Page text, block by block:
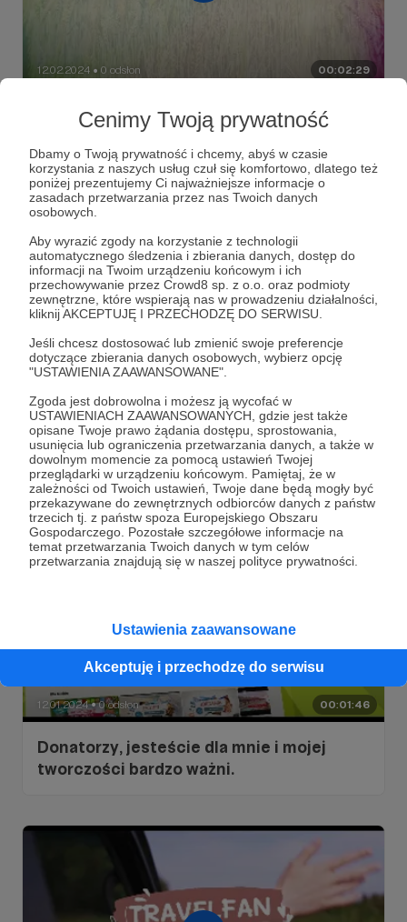
Cenimy Twoją prywatność
Dbamy o Twoją prywatność i chcemy, abyś w czasie
korzystania z naszych usług czuł się komfortowo, dlatego też
poniżej prezentujemy Ci najważniejsze informacje o
zasadach przetwarzania przez nas Twoich danych
osobowych.
Aby wyrazić zgody na korzystanie z technologii
automatycznego śledzenia i zbierania danych, dostęp do
informacji na Twoim urządzeniu końcowym i ich
przechowywanie przez Crowd8 sp. z o.o. oraz podmioty
zewnętrzne, które wspierają nas w prowadzeniu działalności,
kliknij AKCEPTUJĘ I PRZECHODZĘ DO SERWISU.
Jeśli chcesz dostosować lub zmienić swoje preferencje
dotyczące zbierania danych osobowych, wybierz opcję
"USTAWIENIA ZAAWANSOWANE".
Zgoda jest dobrowolna i możesz ją wycofać w
USTAWIENIACH ZAAWANSOWANYCH, gdzie jest także
opisane Twoje prawo żądania dostępu, sprostowania,
usunięcia lub ograniczenia przetwarzania danych, a także w
dowolnym momencie za pomocą ustawień Twojej
przeglądarki w urządzeniu końcowym. Pamiętaj, że w
zależności od Twoich ustawień, Twoje dane będą mogły być
przekazywane do zewnętrznych odbiorców danych z państw
trzecich tj. z państw spoza Europejskiego Obszaru
Gospodarczego. Pozostałe szczegółowe informacje na
temat przetwarzania Twoich danych w tym celów
przetwarzania znajdują się w naszej polityce prywatności.
Ustawienia zaawansowane
Akceptuję i przechodzę do serwisu
00:02:29
12.02.2024 ● 0 odsłon
Czy znasz już serię filmów z cyklu
„Travelfan w podróży” oraz „W Polskę
jedziemy” ?
00:02:11
15.01.2024 0 odsłon
Dlaczego warto zostać moim patronem ?
00:01:46
12.01.2024 ● 0 odsłon
Donatorzy, jesteście dla mnie i mojej
tworczości bardzo ważni.